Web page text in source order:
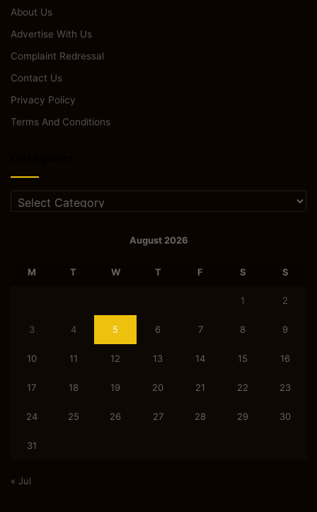
About Us
Advertise With Us
Complaint Redressal
Contact Us
Privacy Policy
Terms And Conditions
Categories
August 2026
M T W T F S S
1 2
3 4 5 6 7 8 9
10 11 12 13 14 15 16
17 18 19 20 21 22 23
24 25 26 27 28 29 30
31
« Jul